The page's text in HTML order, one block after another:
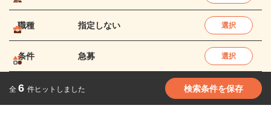
職種 指定しない 選択
条件 急募 選択
全 6 件ヒットしました 検索条件を保存